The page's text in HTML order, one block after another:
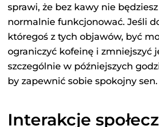
sprawi, że bez kawy nie
normalnie funkcjonować. Jeśli
któregoś z tych objawów, być
ograniczyć kofeinę i zmniejszyć
szczególnie w późniejszych
by zapewnić sobie spokojny sen.
Interakcje